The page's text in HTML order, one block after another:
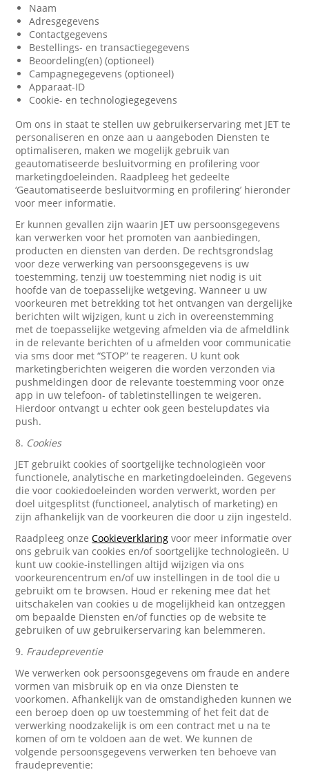
Naam
Adresgegevens
Contactgegevens
Bestellings- en transactiegegevens
Beoordeling(en) (optioneel)
Campagnegegevens (optioneel)
Apparaat-ID
Cookie- en technologiegegevens
Om ons in staat te stellen uw gebruikerservaring met JET te
personaliseren en onze aan u aangeboden Diensten te
optimaliseren, maken we mogelijk gebruik van
geautomatiseerde besluitvorming en profilering voor
marketingdoeleinden. Raadpleeg het gedeelte
‘Geautomatiseerde besluitvorming en profilering’ hieronder
voor meer informatie.
Er kunnen gevallen zijn waarin JET uw persoonsgegevens
kan verwerken voor het promoten van aanbiedingen,
producten en diensten van derden. De rechtsgrondslag
voor deze verwerking van persoonsgegevens is uw
toestemming, tenzij uw toestemming niet nodig is uit
hoofde van de toepasselijke wetgeving. Wanneer u uw
voorkeuren met betrekking tot het ontvangen van dergelijke
berichten wilt wijzigen, kunt u zich in overeenstemming
met de toepasselijke wetgeving afmelden via de afmeldlink
in de relevante berichten of u afmelden voor communicatie
via sms door met “STOP” te reageren. U kunt ook
marketingberichten weigeren die worden verzonden via
pushmeldingen door de relevante toestemming voor onze
app in uw telefoon- of tabletinstellingen te weigeren.
Hierdoor ontvangt u echter ook geen bestelupdates via
push.
8. Cookies
JET gebruikt cookies of soortgelijke technologieën voor
functionele, analytische en marketingdoeleinden. Gegevens
die voor cookiedoeleinden worden verwerkt, worden per
doel uitgesplitst (functioneel, analytisch of marketing) en
zijn afhankelijk van de voorkeuren die door u zijn ingesteld.
Raadpleeg onzeCookieverklaring voor meer informatie over
ons gebruik van cookies en/of soortgelijke technologieën. U
kunt uw cookie-instellingen altijd wijzigen via ons
voorkeurencentrum en/of uw instellingen in de tool die u
gebruikt om te browsen. Houd er rekening mee dat het
uitschakelen van cookies u de mogelijkheid kan ontzeggen
om bepaalde Diensten en/of functies op de website te
gebruiken of uw gebruikerservaring kan belemmeren.
9. Fraudepreventie
We verwerken ook persoonsgegevens om fraude en andere
vormen van misbruik op en via onze Diensten te
voorkomen. Afhankelijk van de omstandigheden kunnen we
een beroep doen op uw toestemming of het feit dat de
verwerking noodzakelijk is om een contract met u na te
komen of om te voldoen aan de wet. We kunnen de
volgende persoonsgegevens verwerken ten behoeve van
fraudepreventie: